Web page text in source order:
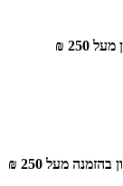
₪
מעל 250 ₪